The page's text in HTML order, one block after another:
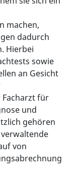
machen,
dadurch
Hierbei
sowie
an Gesicht
für
und
gehören
von